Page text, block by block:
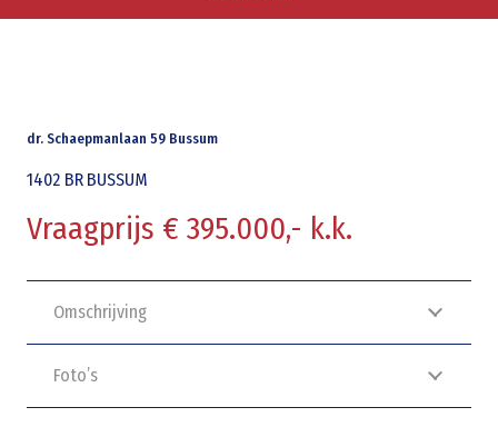
dr. Schaepmanlaan 59 Bussum
1402 BR BUSSUM
Vraagprijs € 395.000,- k.k.
Omschrijving
Foto’s